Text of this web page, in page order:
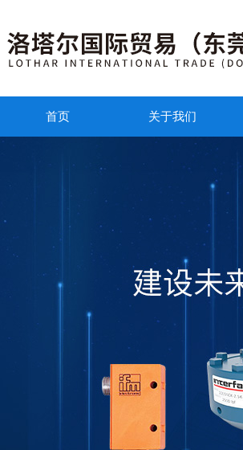
首页 关于我们